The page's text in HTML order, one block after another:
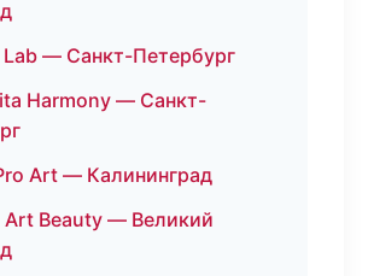
— Санкт-Петербург
Harmony — Санкт-
Art — Калининград
Art Beauty — Великий